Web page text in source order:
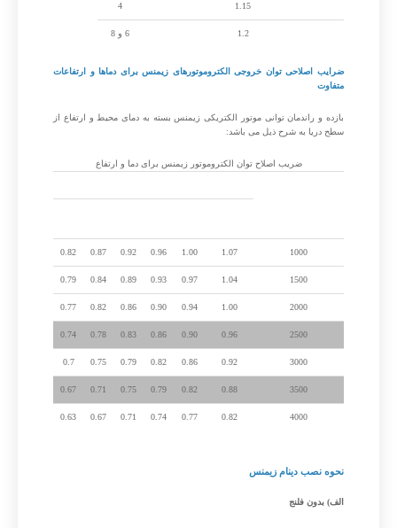
1.15
4
1.2 6 و 8
ضرایب اصلاحی توان خروجی الکتروموتورهای زیمنس برای دماها و ارتفاعات
متفاوت
بازده و راندمان توانی موتور الکتریکی زیمنس بسته به دمای محیط و ارتفاع از
سطح دریا به شرح ذیل می باشد:
ضریب اصلاح توان الکتروموتور زیمنس برای دما و ارتفاع
1000
1.07
1.00
0.96
0.92
0.87
0.82
1500
1.04
0.97
0.93
0.89
0.84
0.79
2000
1.00
0.94
0.90
0.86
0.82
0.77
2500
0.96
0.90
0.86
0.83
0.78
0.74
3000
0.92
0.86
0.82
0.79
0.75
0.7
3500
0.88
0.82
0.79
0.75
0.71
0.67
4000
0.82
0.77
0.74
0.71
0.67
0.63
نحوه نصب دینام زیمنس
الف) بدون فلنج